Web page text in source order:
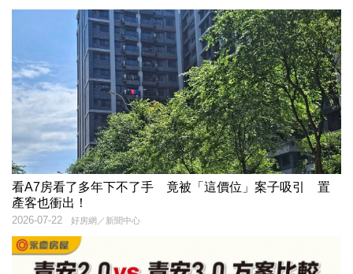
看A7房看了多年下不了手 竟被「這價位」案子吸引 置
產客也衝出！
好房網／新聞中心
2026-07-22